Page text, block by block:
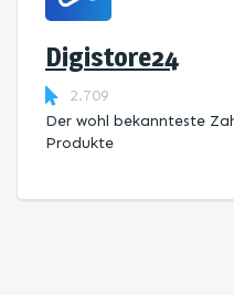
Digistore24
2.709
Der wohl bekannteste
Produkte